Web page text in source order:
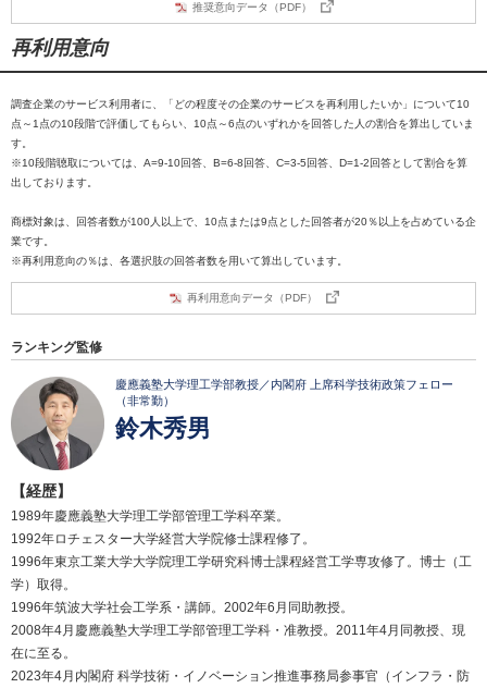
推奨意向データ（PDF）
再利用意向
調査企業のサービス利用者に、「どの程度その企業のサービスを再利用したいか」について10
点～1点の10段階で評価してもらい、10点～6点のいずれかを回答した人の割合を算出していま
す。
※10段階聴取については、A=9-10回答、B=6-8回答、C=3-5回答、D=1-2回答として割合を算
出しております。
商標対象は、回答者数が100人以上で、10点または9点とした回答者が20％以上を占めている企
業です。
※再利用意向の％は、各選択肢の回答者数を用いて算出しています。
再利用意向データ（PDF）
ランキング監修
慶應義塾大学理工学部教授／内閣府 上席科学技術政策フェロー
（非常勤）
鈴木秀男
【経歴】
1989年慶應義塾大学理工学部管理工学科卒業。
1992年ロチェスター大学経営大学院修士課程修了。
1996年東京工業大学大学院理工学研究科博士課程経営工学専攻修了。博士（工
学）取得。
1996年筑波大学社会工学系・講師。2002年6月同助教授。
2008年4月慶應義塾大学理工学部管理工学科・准教授。2011年4月同教授、現
在に至る。
2023年4月内閣府 科学技術・イノベーション推進事務局参事官（インフラ・防